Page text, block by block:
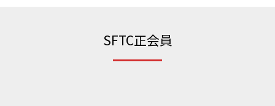
SFTC正会員